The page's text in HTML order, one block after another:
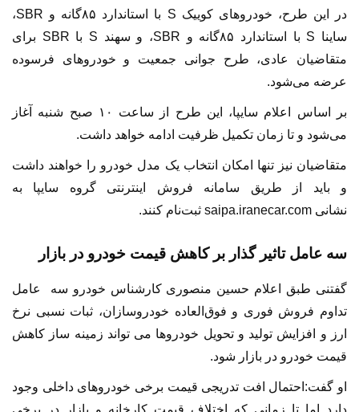
در این طرح، خودرو‌های کوییک S با استاندارد ۸۵گانه و SBR،
ساینا S با استاندارد ۸۵گانه و SBR، و سهند S با SBR برای
متقاضیان عادی، طرح جوانی جمعیت و خودرو‌های فرسوده
عرضه می‌شود.
بر اساس اعلام سایپا، این طرح از ساعت ۱۰ صبح شنبه آغاز
می‌شود و تا زمان تکمیل ظرفیت ادامه خواهد داشت.
متقاضیان نیز تنها امکان انتخاب یک مدل خودرو را خواهند داشت
و باید از طریق سامانه فروش اینترنتی گروه سایپا به
نشانی saipa.iranecar.com ثبت‌نام کنند.
سه عامل تاثیر گذار بر کاهش قیمت خودرو در بازار
گفتنی طبق اعلام حسین منصوری کارشناس خودرو سه عامل
تداوم فروش فوری و فوق‌العاده خودروسازان، ثبات نسبی نرخ
ارز و افزایش تولید و تحویل خودروها می تواند زمینه ساز کاهش
قیمت خودرو در بازار شود.
او گفت:احتمال افت تدریجی قیمت برخی خودروهای داخلی وجود
دارد اما تا زمانی که اختلاف قیمت کارخانه و بازار در برخی